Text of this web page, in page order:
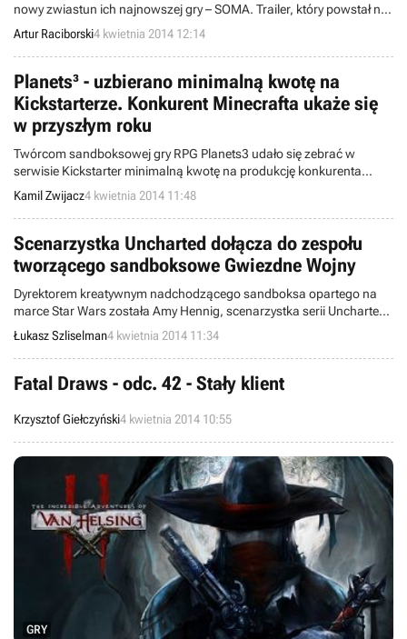
nowy zwiastun ich najnowszej gry – SOMA. Trailer, który powstał na
silniku tytułu, zdradził nam pewną interesującą informację. Okazało
się, że akcja gry osadzona zostanie pod wodą.
Artur Raciborski4 kwietnia 2014 12:14
Planets³ - uzbierano minimalną kwotę na
Kickstarterze. Konkurent Minecrafta ukaże się
w przyszłym roku
Twórcom sandboksowej gry RPG Planets3 udało się zebrać w
serwisie Kickstarter minimalną kwotę na produkcję konkurenta
Minecrafta. Akcja zakończy się 6 kwietnia, więc chętni mogą jeszcze
wspierać twórców, zamawiając jednocześnie tytuł przed premierą.
Ta została zaplanowana na październik 2015 roku, w wersji na
komputery PC (Windows).
Kamil Zwijacz4 kwietnia 2014 11:48
Scenarzystka Uncharted dołącza do zespołu
tworzącego sandboksowe Gwiezdne Wojny
Dyrektorem kreatywnym nadchodzącego sandboksa opartego na
marce Star Wars została Amy Hennig, scenarzystka serii Uncharted.
Pani Hennig dołączyła do studia Visceral Games m.in. dlatego, że
sama jest fanką Gwiezdnych Wojen.
Łukasz Szliselman4 kwietnia 2014 11:34
Fatal Draws - odc. 42 - Stały klient
Krzysztof Giełczyński4 kwietnia 2014 10:55
GRY